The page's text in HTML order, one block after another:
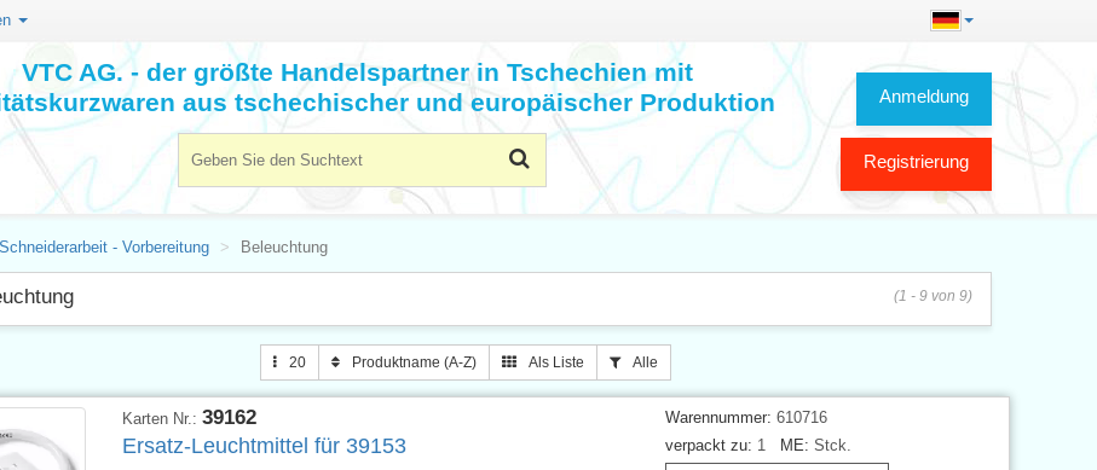
Anmeldung
Registrierung
VTC AG. - der größte Handelspartner in Tschechien mit
aus tschechischer und europäischer Produktion
Schneiderarbeit - Vorbereitung Beleuchtung
(1 - 9 von 9)
20 Produktname (A-Z) Als Liste Alle
Warennummer: 610716
verpackt zu: 1 ME: Stck.
Karten Nr.: 39162
Ersatz-Leuchtmittel für 39153